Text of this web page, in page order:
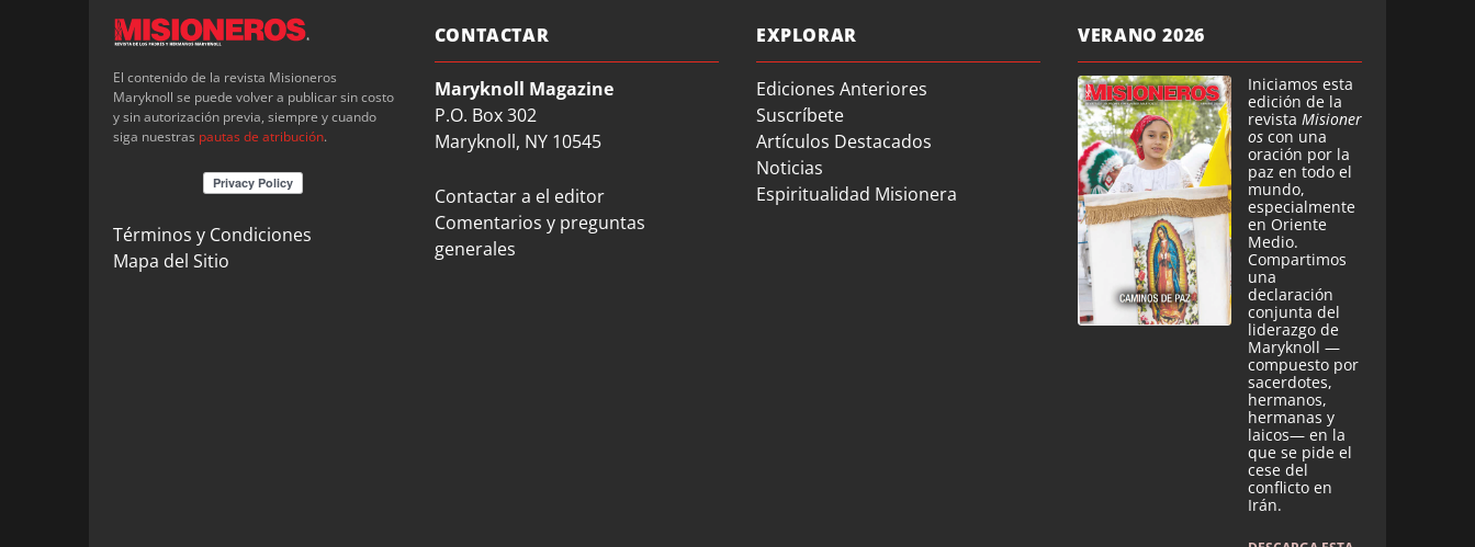
El contenido de la revista Misioneros
Maryknoll se puede volver a publicar sin costo
y sin autorización previa, siempre y cuando
siga nuestras pautas de atribución.
Términos y Condiciones
Mapa del Sitio
CONTACTAR
Maryknoll Magazine
P.O. Box 302
Maryknoll, NY 10545
Contactar a el editor
Comentarios y preguntas
generales
EXPLORAR
Ediciones Anteriores
Suscríbete
Artículos Destacados
Noticias
Espiritualidad Misionera
VERANO 2026
Iniciamos esta
edición de la
revista Misioner
os con una
oración por la
paz en todo el
mundo,
especialmente
en Oriente
Medio.
Compartimos
una
declaración
conjunta del
liderazgo de
Maryknoll —
compuesto por
sacerdotes,
hermanos,
hermanas y
laicos— en la
que se pide el
cese del
conflicto en
Irán.